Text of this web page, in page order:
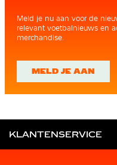
Meld je nu aan voor de
relevant voetbalnieuws en
merchandise.
MELD JE AAN
KLANTENSERVICE